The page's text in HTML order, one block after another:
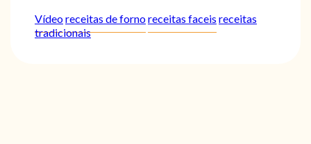
Vídeoreceitas de fornoreceitas faceis receitas
tradicionais